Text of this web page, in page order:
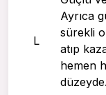
L
Ayrıca
sürekli
atıp
hemen
düzeyde.